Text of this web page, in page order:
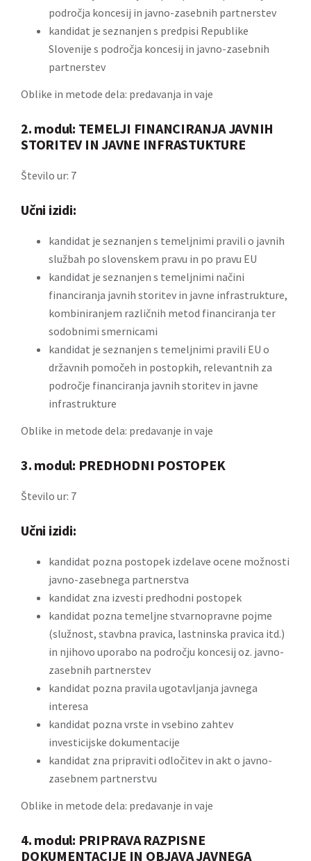
področja koncesij in javno-zasebnih partnerstev
kandidat je seznanjen s predpisi Republike
Slovenije s področja koncesij in javno-zasebnih
partnerstev
Oblike in metode dela: predavanja in vaje
2. modul: TEMELJI FINANCIRANJA JAVNIH
STORITEV IN JAVNE INFRASTUKTURE
Število ur: 7
Učni izidi:
kandidat je seznanjen s temeljnimi pravili o javnih
službah po slovenskem pravu in po pravu EU
kandidat je seznanjen s temeljnimi načini
financiranja javnih storitev in javne infrastrukture,
kombiniranjem različnih metod financiranja ter
sodobnimi smernicami
kandidat je seznanjen s temeljnimi pravili EU o
državnih pomočeh in postopkih, relevantnih za
področje financiranja javnih storitev in javne
infrastrukture
Oblike in metode dela: predavanje in vaje
3. modul: PREDHODNI POSTOPEK
Število ur: 7
Učni izidi:
kandidat pozna postopek izdelave ocene možnosti
javno-zasebnega partnerstva
kandidat zna izvesti predhodni postopek
kandidat pozna temeljne stvarnopravne pojme
(služnost, stavbna pravica, lastninska pravica itd.)
in njihovo uporabo na področju koncesij oz. javno-
zasebnih partnerstev
kandidat pozna pravila ugotavljanja javnega
interesa
kandidat pozna vrste in vsebino zahtev
investicijske dokumentacije
kandidat zna pripraviti odločitev in akt o javno-
zasebnem partnerstvu
Oblike in metode dela: predavanje in vaje
4. modul: PRIPRAVA RAZPISNE
DOKUMENTACIJE IN OBJAVA JAVNEGA